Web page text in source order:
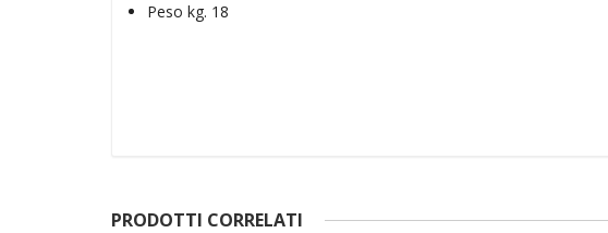
Peso kg. 18
PRODOTTI CORRELATI